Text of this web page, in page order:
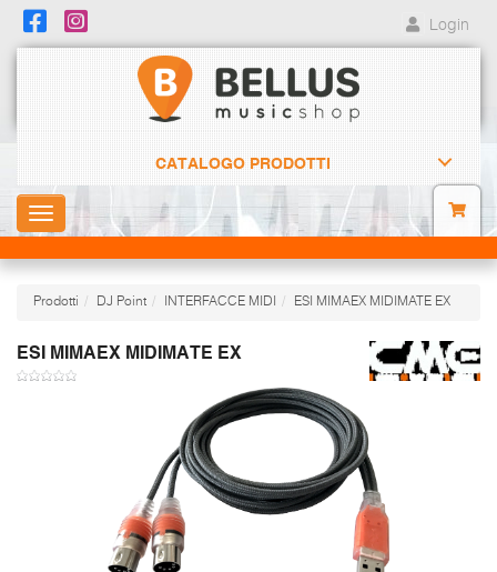
Login
CATALOGO PRODOTTI
Toggle
navigation
Prodotti DJ Point INTERFACCE MIDI ESI MIMAEX MIDIMATE EX
ESI MIMAEX MIDIMATE EX